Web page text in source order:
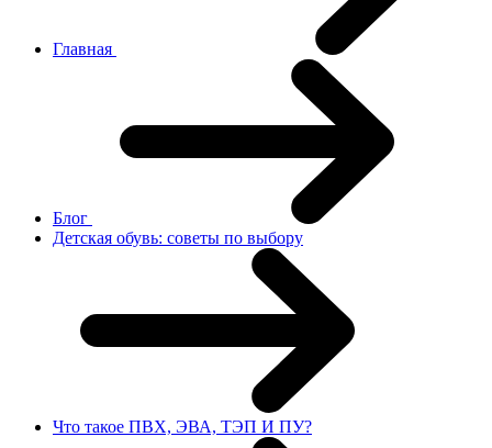
Главная
Блог
Детская обувь: советы по выбору
Что такое ПВХ, ЭВА, ТЭП И ПУ?